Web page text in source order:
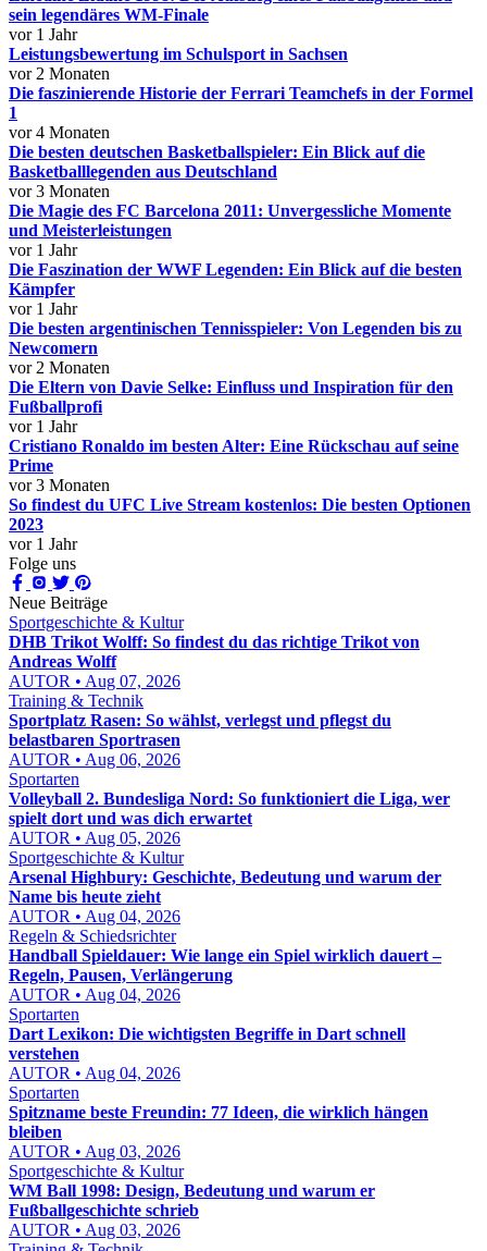
sein legendäres WM-Finale
vor 1 Jahr
Leistungsbewertung im Schulsport in Sachsen
vor 2 Monaten
Die faszinierende Historie der Ferrari Teamchefs in der Formel
1
vor 4 Monaten
Die besten deutschen Basketballspieler: Ein Blick auf die
Basketballlegenden aus Deutschland
vor 3 Monaten
Die Magie des FC Barcelona 2011: Unvergessliche Momente
und Meisterleistungen
vor 1 Jahr
Die Faszination der WWF Legenden: Ein Blick auf die besten
Kämpfer
vor 1 Jahr
Die besten argentinischen Tennisspieler: Von Legenden bis zu
Newcomern
vor 2 Monaten
Die Eltern von Davie Selke: Einfluss und Inspiration für den
Fußballprofi
vor 1 Jahr
Cristiano Ronaldo im besten Alter: Eine Rückschau auf seine
Prime
vor 3 Monaten
So findest du UFC Live Stream kostenlos: Die besten Optionen
2023
vor 1 Jahr
Folge uns
Neue Beiträge
Sportgeschichte & Kultur
DHB Trikot Wolff: So findest du das richtige Trikot von
Andreas Wolff
AUTOR • Aug 07, 2026
Training & Technik
Sportplatz Rasen: So wählst, verlegst und pflegst du
belastbaren Sportrasen
AUTOR • Aug 06, 2026
Sportarten
Volleyball 2. Bundesliga Nord: So funktioniert die Liga, wer
spielt dort und was dich erwartet
AUTOR • Aug 05, 2026
Sportgeschichte & Kultur
Arsenal Highbury: Geschichte, Bedeutung und warum der
Name bis heute zieht
AUTOR • Aug 04, 2026
Regeln & Schiedsrichter
Handball Spieldauer: Wie lange ein Spiel wirklich dauert –
Regeln, Pausen, Verlängerung
AUTOR • Aug 04, 2026
Sportarten
Dart Lexikon: Die wichtigsten Begriffe in Dart schnell
verstehen
AUTOR • Aug 04, 2026
Sportarten
Spitzname beste Freundin: 77 Ideen, die wirklich hängen
bleiben
AUTOR • Aug 03, 2026
Sportgeschichte & Kultur
WM Ball 1998: Design, Bedeutung und warum er
Fußballgeschichte schrieb
AUTOR • Aug 03, 2026